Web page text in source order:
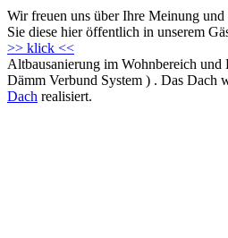
Wir freuen uns über Ihre Meinung
Sie diese hier öffentlich in unserem
>> klick <<
Altbausanierung im Wohnbereich
Dämm Verbund System ) . Das Dach
Dach realisiert.